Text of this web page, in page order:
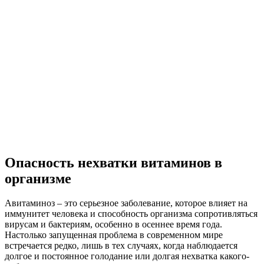
Опасность нехватки витаминов в
организме
Авитаминоз – это серьезное заболевание, которое влияет на
иммунитет человека и способность организма сопротивляться
вирусам и бактериям, особенно в осеннее время года.
Настолько запущенная проблема в современном мире
встречается редко, лишь в тех случаях, когда наблюдается
долгое и постоянное голодание или долгая нехватка какого-